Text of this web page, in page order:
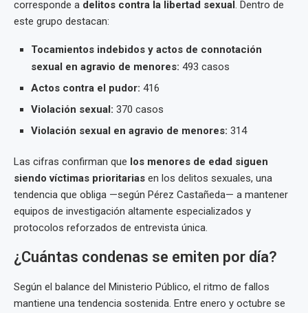
corresponde a delitos contra la libertad sexual. Dentro de
este grupo destacan:
Tocamientos indebidos y actos de connotación
sexual en agravio de menores: 493 casos
Actos contra el pudor: 416
Violación sexual: 370 casos
Violación sexual en agravio de menores: 314
Las cifras confirman que los menores de edad siguen
siendo víctimas prioritarias en los delitos sexuales, una
tendencia que obliga —según Pérez Castañeda— a mantener
equipos de investigación altamente especializados y
protocolos reforzados de entrevista única.
¿Cuántas condenas se emiten por día?
Según el balance del Ministerio Público, el ritmo de fallos
mantiene una tendencia sostenida. Entre enero y octubre se